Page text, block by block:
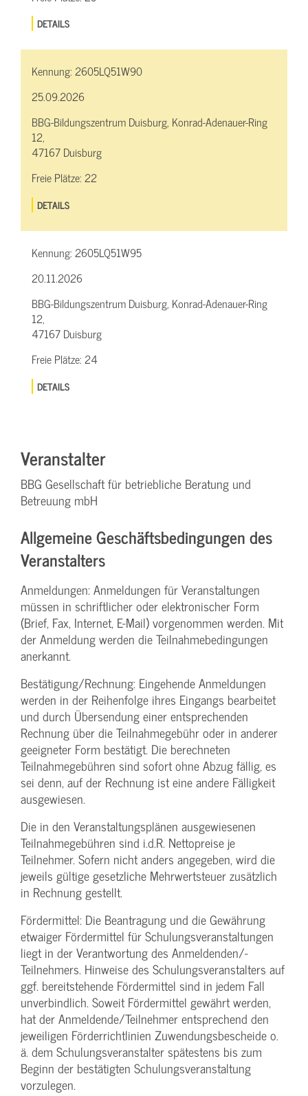
DETAILS
Kennung:2605LQ51W90
25.09.2026
BBG-Bildungszentrum Duisburg, Konrad-Adenauer-Ring
12,
47167 Duisburg
Freie Plätze:22
DETAILS
Kennung:2605LQ51W95
20.11.2026
BBG-Bildungszentrum Duisburg, Konrad-Adenauer-Ring
12,
47167 Duisburg
Freie Plätze:24
DETAILS
Veranstalter
BBG Gesellschaft für betriebliche Beratung und
Betreuung mbH
Allgemeine Geschäftsbedingungen des
Veranstalters
Anmeldungen: Anmeldungen für Veranstaltungen
müssen in schriftlicher oder elektronischer Form
(Brief, Fax, Internet, E-Mail) vorgenommen werden. Mit
der Anmeldung werden die Teilnahme­bedingungen
anerkannt.
Bestätigung­/Rechnung: Eingehende Anmeldungen
werden in der Reihenfolge ihres Eingangs bearbeitet
und durch Übersendung einer entsprechenden
Rechnung über die Teilnahmegebühr oder in anderer
geeigneter Form bestätigt. Die berechneten
Teilnahmegebühren sind sofort ohne Abzug fällig, es
sei denn, auf der Rechnung ist eine andere Fälligkeit
ausgewiesen.
Die in den Veranstaltungsplänen ausgewiesenen
Teilnahmegebühren sind i.d.R. Nettopreise je
Teilnehmer. Sofern nicht anders angegeben, wird die
jeweils gültige gesetzliche Mehrwertsteuer zusätzlich
in Rechnung gestellt.
Fördermittel: Die Beantragung und die Gewährung
etwaiger Fördermittel für Schulungs­veranstaltungen
liegt in der Verantwortung des Anmeldenden/­
Teilnehmers. Hinweise des Schulungs­veranstalters auf
ggf. bereitstehende Fördermittel sind in jedem Fall
unverbindlich. Soweit Fördermittel gewährt werden,
hat der Anmeldende/­Teilnehmer entsprechend den
jeweiligen Förderrichtlinien Zuwendungs­bescheide o.
ä. dem Schulungs­veranstalter spätestens bis zum
Beginn der bestätigten Schulungs­veranstaltung
vorzulegen.